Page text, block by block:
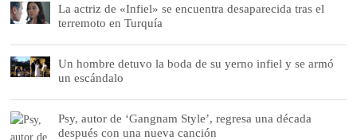
La actriz de «Infiel» se encuentra desaparecida tras el
terremoto en Turquía
Un hombre detuvo la boda de su yerno infiel y se armó
un escándalo
Psy, autor de ‘Gangnam Style’, regresa una década
después con una nueva canción